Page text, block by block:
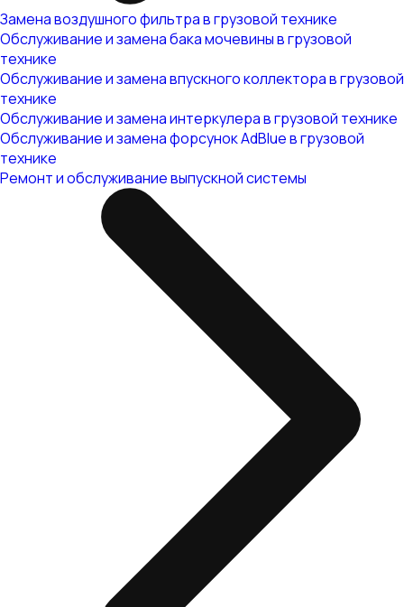
Замена воздушного фильтра в грузовой технике
Обслуживание и замена бака мочевины в грузовой
технике
Обслуживание и замена впускного коллектора в грузовой
технике
Обслуживание и замена интеркулера в грузовой технике
Обслуживание и замена форсунок AdBlue в грузовой
технике
Ремонт и обслуживание выпускной системы